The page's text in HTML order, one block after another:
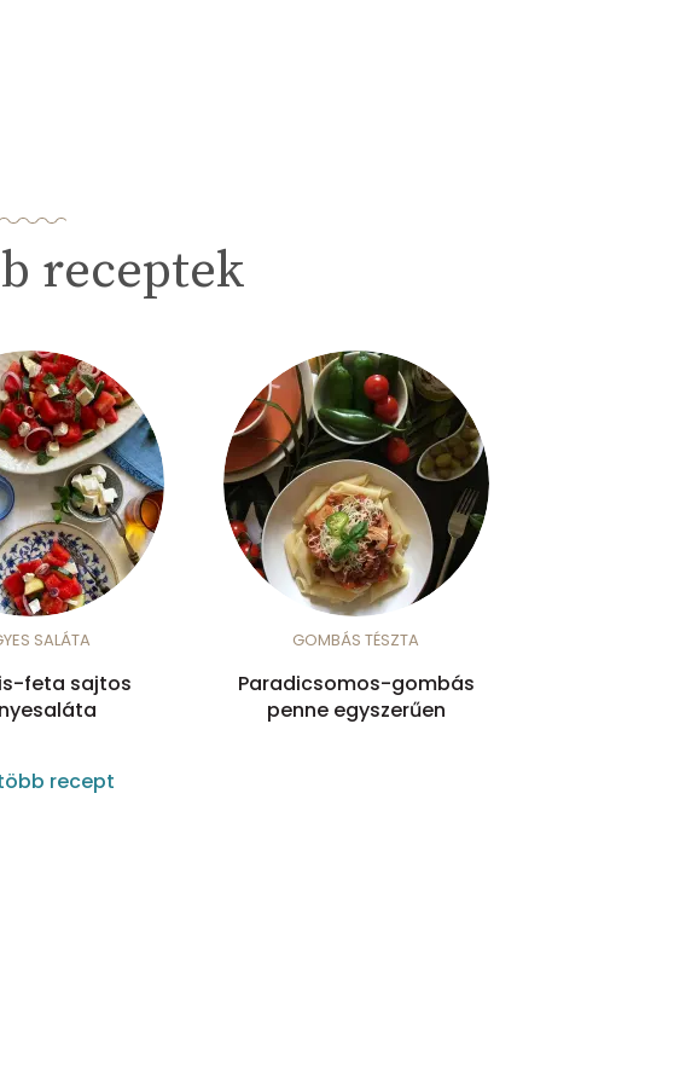
receptek
SALÁTA
feta sajtos
GOMBÁS TÉSZTA
Paradicsomos-gombás
penne egyszerűen
recept